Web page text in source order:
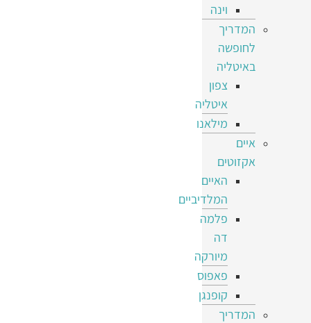
וינה
המדריך
לחופשה
באיטליה
צפון
איטליה
מילאנו
איים
אקזוטים
האיים
המלדיביים
פלמה
דה
מיורקה
פאפוס
קופנגן
המדריך